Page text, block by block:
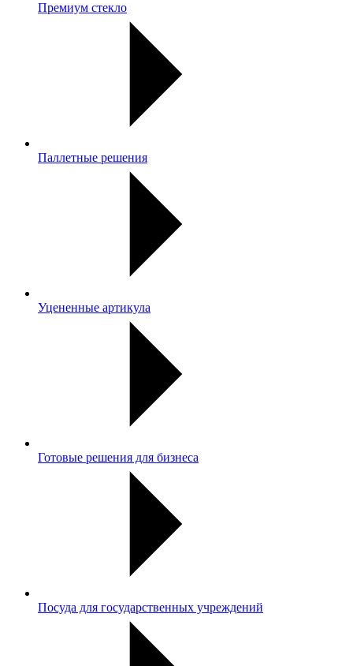
Премиум стекло
Паллетные решения
Уцененные артикула
Готовые решения для бизнеса
Посуда для государственных учреждений